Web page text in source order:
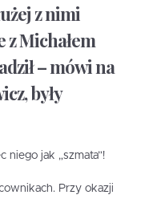
z nimi
z Michałem
– mówi na
były
niego jak „szmata”!
Przy okazji